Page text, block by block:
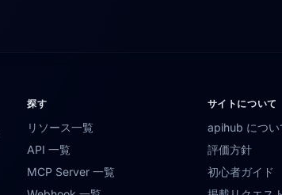
探す
リソース一覧
API 一覧
MCP Server 一覧
サイトについて
apihub につい
評価方針
初心者ガイド